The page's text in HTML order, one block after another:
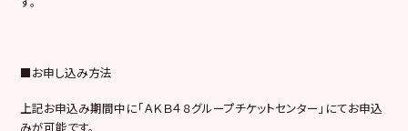
■お申し込み方法
上記お申込み期間中に「ＡＫＢ４８グループチケットセンター」にてお申込
みが可能です。